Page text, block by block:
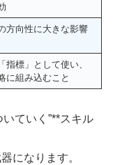
方向性に大きな影響
指標」として使い、
に組み込むこと
ていく”**スキル
になります。